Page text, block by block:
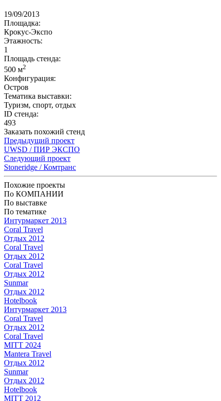
19/09/2013
Площадка:
Крокус-Экспо
Этажность:
1
Площадь стенда:
500 м2
Конфигурация:
Остров
Тематика выставки:
Туризм, спорт, отдых
ID стенда:
493
Заказать похожий стенд
Предыдущий проект
UWSD / ПИР ЭКСПО
Следующий проект
Stoneridge / Комтранс
Похожие проекты
По КОМПАНИИ
По выставке
По тематике
Интурмаркет 2013
Coral Travel
Отдых 2012
Coral Travel
Отдых 2012
Coral Travel
Отдых 2012
Sunmar
Отдых 2012
Hotelbook
Интурмаркет 2013
Coral Travel
Отдых 2012
Coral Travel
MITT 2024
Mantera Travel
Отдых 2012
Sunmar
Отдых 2012
Hotelbook
MITT 2012